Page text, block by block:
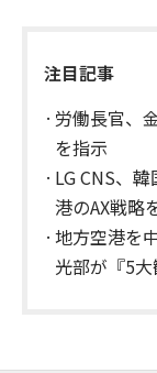
注目記事
労働長官、
を指示
LG CNS、
港のAX戦略
地方空港を
光部が『5